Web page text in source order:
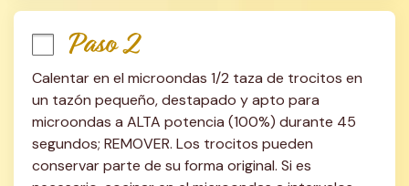
Paso 2
Calentar en el microondas 1/2 taza de trocitos en
un tazón pequeño, destapado y apto para
microondas a ALTA potencia (100%) durante 45
segundos; REMOVER. Los trocitos pueden
conservar parte de su forma original. Si es